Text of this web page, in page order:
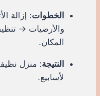
الخطوات: إزالة
والأرضيات →
المكان.
النتيجة: منزل
لأسابيع.